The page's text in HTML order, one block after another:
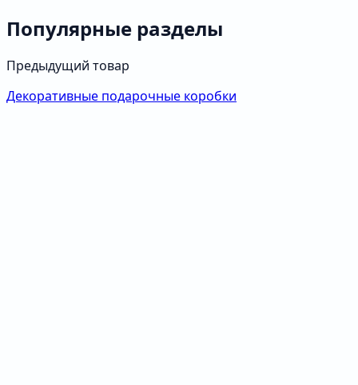
Популярные разделы
Предыдущий товар
Декоративные подарочные коробки